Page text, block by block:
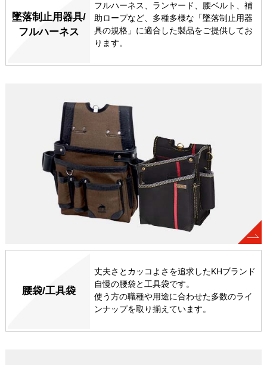
墜落制止用器具/
フルハーネス
フルハーネス、ランヤード、腰ベルト、補
助ロープなど、多種多様な「墜落制止用器
具の規格」に適合した製品をご提供してお
ります。
腰袋/工具袋
丈夫さとカッコよさを追求したKHブランド
自慢の腰袋と工具袋です。
使う方の職種や用途に合わせた多数のライ
ンナップを取り揃えています。